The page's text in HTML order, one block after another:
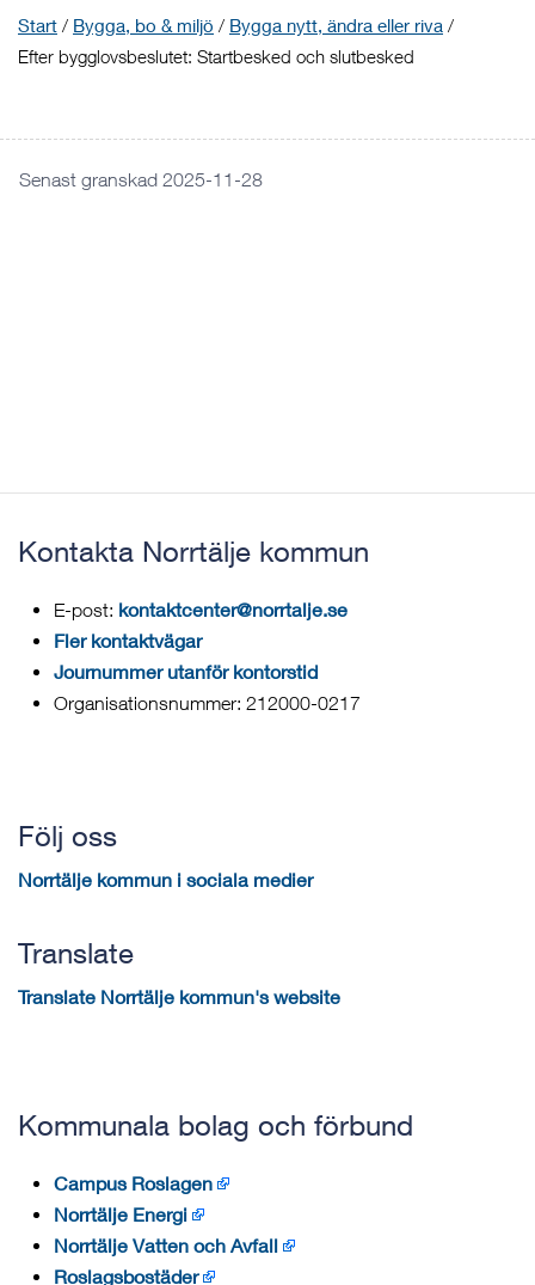
Start / Bygga, bo & miljö / Bygga nytt, ändra eller riva /
Efter bygglovsbeslutet: Startbesked och slutbesked
Senast granskad 2025-11-28
Kontakta Norrtälje kommun
E-post: kontaktcenter@norrtalje.se
Fler kontaktvägar
Journummer utanför kontorstid
Organisationsnummer: 212000-0217
Följ oss
Norrtälje kommun i sociala medier
Translate
Translate Norrtälje kommun's website
Kommunala bolag och förbund
Campus Roslagen
Norrtälje Energi
Norrtälje Vatten och Avfall
Roslagsbostäder